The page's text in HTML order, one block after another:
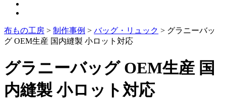
布もの工房 > 制作事例 > バッグ・リュック > グラニーバッ
グ OEM生産 国内縫製 小ロット対応
グラニーバッグ OEM生産 国
内縫製 小ロット対応